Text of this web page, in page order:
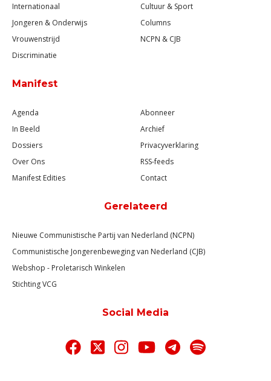
Internationaal
Jongeren & Onderwijs
Vrouwenstrijd
Discriminatie
Cultuur & Sport
Columns
NCPN & CJB
Manifest
Agenda
In Beeld
Dossiers
Over Ons
Manifest Edities
Abonneer
Archief
Privacyverklaring
RSS-feeds
Contact
Gerelateerd
Nieuwe Communistische Partij van Nederland (NCPN)
Communistische Jongerenbeweging van Nederland (CJB)
Webshop - Proletarisch Winkelen
Stichting VCG
Social Media